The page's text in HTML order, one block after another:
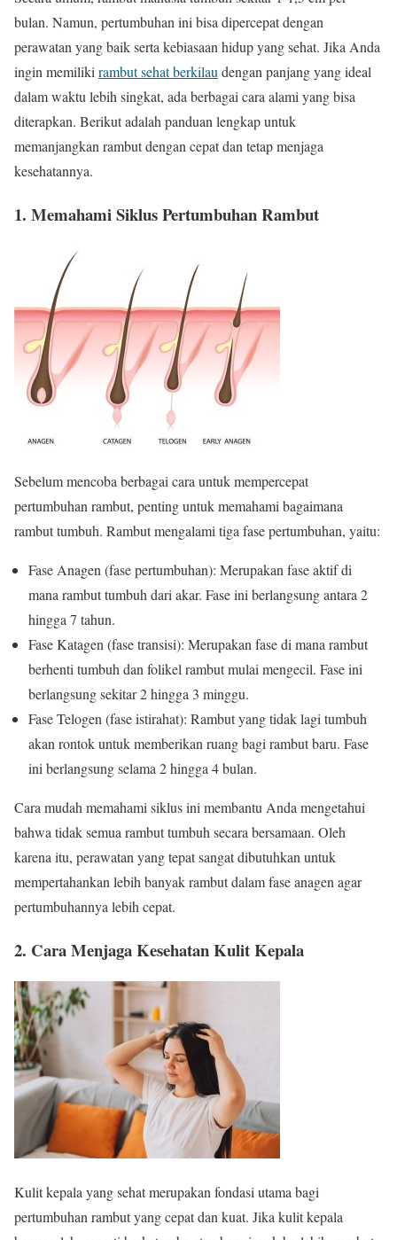
bulan. Namun, pertumbuhan ini bisa dipercepat dengan
perawatan yang baik serta kebiasaan hidup yang sehat. Jika Anda
ingin memiliki rambut sehat berkilau dengan panjang yang ideal
dalam waktu lebih singkat, ada berbagai cara alami yang bisa
diterapkan. Berikut adalah panduan lengkap untuk
memanjangkan rambut dengan cepat dan tetap menjaga
kesehatannya.
1. Memahami Siklus Pertumbuhan Rambut
Sebelum mencoba berbagai cara untuk mempercepat
pertumbuhan rambut, penting untuk memahami bagaimana
rambut tumbuh. Rambut mengalami tiga fase pertumbuhan, yaitu:
Fase Anagen (fase pertumbuhan): Merupakan fase aktif di
mana rambut tumbuh dari akar. Fase ini berlangsung antara 2
hingga 7 tahun.
Fase Katagen (fase transisi): Merupakan fase di mana rambut
berhenti tumbuh dan folikel rambut mulai mengecil. Fase ini
berlangsung sekitar 2 hingga 3 minggu.
Fase Telogen (fase istirahat): Rambut yang tidak lagi tumbuh
akan rontok untuk memberikan ruang bagi rambut baru. Fase
ini berlangsung selama 2 hingga 4 bulan.
Cara mudah memahami siklus ini membantu Anda mengetahui
bahwa tidak semua rambut tumbuh secara bersamaan. Oleh
karena itu, perawatan yang tepat sangat dibutuhkan untuk
mempertahankan lebih banyak rambut dalam fase anagen agar
pertumbuhannya lebih cepat.
2. Cara Menjaga Kesehatan Kulit Kepala
Kulit kepala yang sehat merupakan fondasi utama bagi
pertumbuhan rambut yang cepat dan kuat. Jika kulit kepala